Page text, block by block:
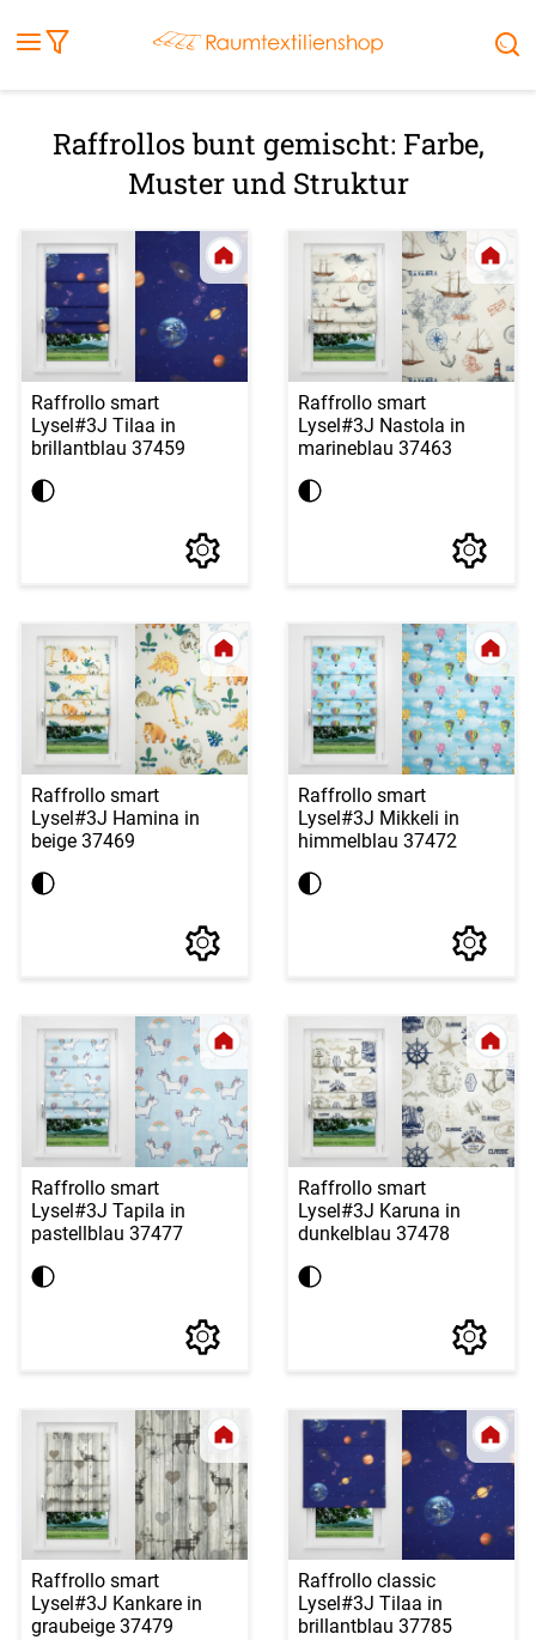
Außenrollo
Stoffe
Markise Sonnensegel
Raffrollos bunt gemischt: Farbe,
Muster und Struktur
Raffrollo smart
Lysel#3J Tilaa in
brillantblau 37459
Raffrollo smart
Lysel#3J Nastola in
marineblau 37463
Raffrollo smart
Lysel#3J Hamina in
beige 37469
Raffrollo smart
Lysel#3J Mikkeli in
himmelblau 37472
Raffrollo smart
Lysel #3J Tapila in
pastellblau 37477
Raffrollo smart
Lysel #3J Karuna in
dunkelblau 37478
Raffrollo smart
Lysel #3J Kankare in
graubeige 37479
Raffrollo classic
Lysel #3J Tilaa in
brillantblau 37785